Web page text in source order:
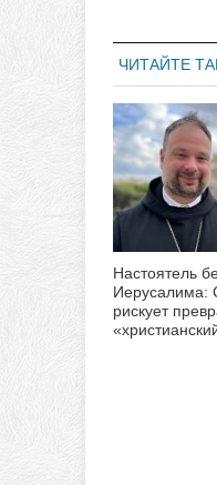
ЧИТАЙТЕ
Настоятель
Иерусалима:
рискует